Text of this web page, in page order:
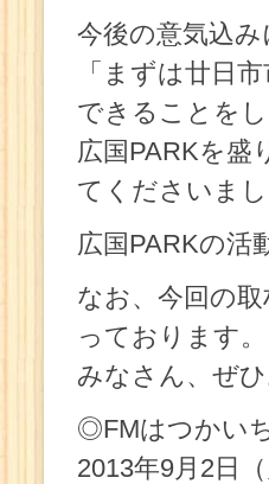
今後の意気込
「まずは廿日
できることを
広国PARKを盛
てくださいまし
広国PARKの活
なお、今回の
っております。
みなさん、ぜ
◎FMはつかい
2013年9月2日